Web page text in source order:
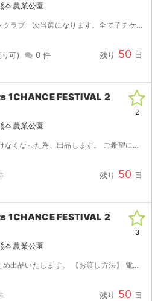
農業公園
万が一、落札（当選）しなかった場合や、ご希望の席種に漏れてしまった場合でも、当方では一切の責任を負い...
0 件 残り 50 日
1CHANCE FESTIVAL 2
農業公園
選も承ります。 ※万が一、当選しなかった場合、当方では一才の責任を負いかねます。当選するように精...
残り 50 日
2
1CHANCE FESTIVAL 2
農業公園
します。 分配可能になり次第、取引連絡にてURLをお送りします。 【注意事項】 公演が中止となった場...
残り 50 日
3